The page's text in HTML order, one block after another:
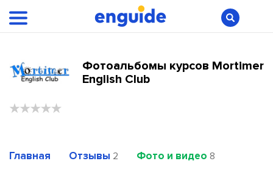
Фотоальбомы курсов Mortimer
English Club
Главная Отзывы 2 Фото и видео 8